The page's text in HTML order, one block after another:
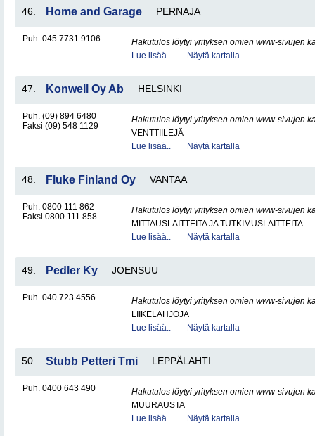
46. Home and Garage PERNAJA
Puh. 045 7731 9106
Hakutulos löytyi yrityksen omien www-sivujen
Lue lisää..
Näytä kartalla
47. Konwell Oy Ab HELSINKI
Puh. (09) 894 6480
Faksi (09) 548 1129
Hakutulos löytyi yrityksen omien www-sivujen
VENTTIILEJÄ
Lue lisää..
Näytä kartalla
48. Fluke Finland Oy VANTAA
Puh. 0800 111 862
Faksi 0800 111 858
Hakutulos löytyi yrityksen omien www-sivujen
MITTAUSLAITTEITA JA TUTKIMUSLAITTEITA
Lue lisää..
Näytä kartalla
49. Pedler Ky JOENSUU
Puh. 040 723 4556
Hakutulos löytyi yrityksen omien www-sivujen
LIIKELAHJOJA
Lue lisää..
Näytä kartalla
50. Stubb Petteri Tmi LEPPÄLAHTI
Puh. 0400 643 490
Hakutulos löytyi yrityksen omien www-sivujen
MUURAUSTA
Lue lisää..
Näytä kartalla